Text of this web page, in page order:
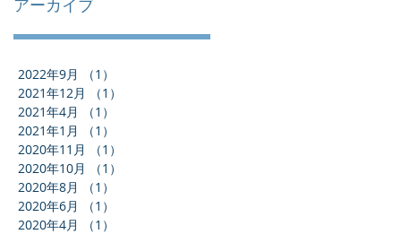
アーカイブ
2022年9月 （1）
2021年12月
（1）
2021年4月
（1）
2021年1月
（1）
2020年11月
（1）
2020年10月
（1）
2020年8月
（1）
2020年6月
（1）
2020年4月
（1）